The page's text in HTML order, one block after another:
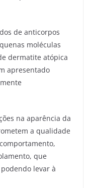
de anticorpos
moléculas
dermatite atópica
apresentado
na aparência da
a qualidade
que
levar à